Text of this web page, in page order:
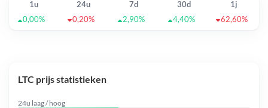
1u 24u 7d 30d
1j
0,00%
0,20% 2,90% 4,40% 62,60%
LTC prijs statistieken
24u laag / hoog